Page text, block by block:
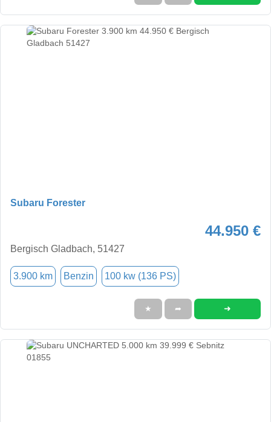
Subaru Forester
44.950 €
Bergisch Gladbach, 51427
3.900 km Benzin 100 kw (136 PS)
★ ➦ ➜